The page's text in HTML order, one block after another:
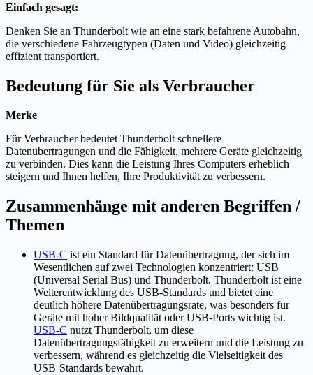
Einfach gesagt:
Denken Sie an Thunderbolt wie an eine stark befahrene Autobahn,
die verschiedene Fahrzeugtypen (Daten und Video) gleichzeitig
effizient transportiert.
Bedeutung für Sie als Verbraucher
Merke
Für Verbraucher bedeutet Thunderbolt schnellere
Datenübertragungen und die Fähigkeit, mehrere Geräte gleichzeitig
zu verbinden. Dies kann die Leistung Ihres Computers erheblich
steigern und Ihnen helfen, Ihre Produktivität zu verbessern.
Zusammenhänge mit anderen Begriffen /
Themen
USB-C ist ein Standard für Datenübertragung, der sich im
Wesentlichen auf zwei Technologien konzentriert: USB
(Universal Serial Bus) und Thunderbolt. Thunderbolt ist eine
Weiterentwicklung des USB-Standards und bietet eine
deutlich höhere Datenübertragungsrate, was besonders für
Geräte mit hoher Bildqualität oder USB-Ports wichtig ist.
USB-C nutzt Thunderbolt, um diese
Datenübertragungsfähigkeit zu erweitern und die Leistung zu
verbessern, während es gleichzeitig die Vielseitigkeit des
USB-Standards bewahrt.